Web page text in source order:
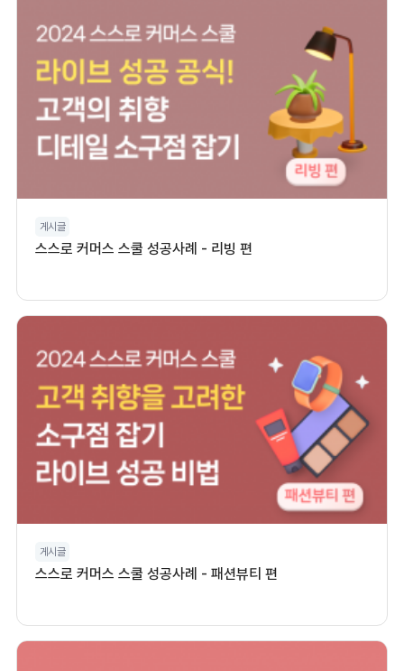
게시글
스스로 커머스 스쿨 성공사례 - 리빙 편
게시글
스스로 커머스 스쿨 성공사례 - 패션뷰티 편